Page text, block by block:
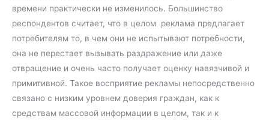
u
времени практически не изменилось. Большинство
респондентов считает, что в целом реклама предлагает
потребителям то, в чем они не испытывают потребности,
она не перестает вызывать раздражение или даже
отвращение и очень часто получает оценку навязчивой и
примитивной. Такое восприятие рекламы непосредственно
связано с низким уровнем доверия граждан, как к
средствам массовой информации в целом, так и к